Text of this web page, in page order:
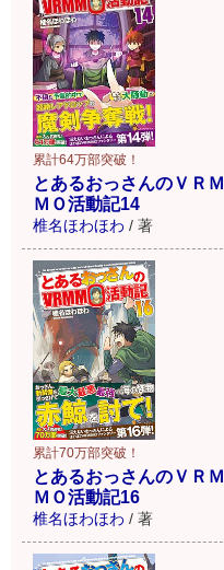
累計64万部突破！
とあるおっさんのＶＲＭ
ＭＯ活動記14
椎名ほわほわ / 著
累計70万部突破！
とあるおっさんのＶＲＭ
ＭＯ活動記16
椎名ほわほわ / 著